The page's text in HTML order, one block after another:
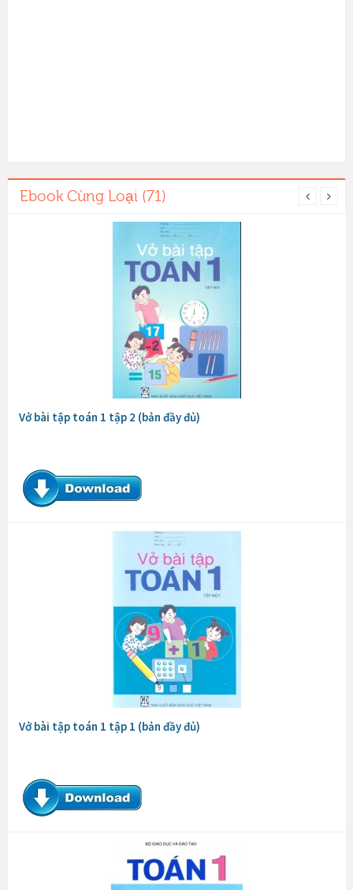
Ebook Cùng Loại (71)
Vở bài tập toán 1 tập 2 (bản đầy đủ)
Vở bài tập toán 1 tập 1 (bản đầy đủ)